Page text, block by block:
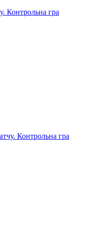
Контрольна гра
Контрольна гра